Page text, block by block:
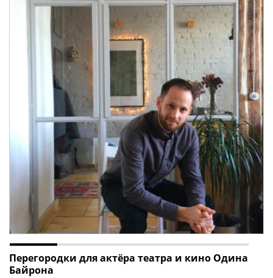
Перегородки для актёра театра и кино Одина
Байрона